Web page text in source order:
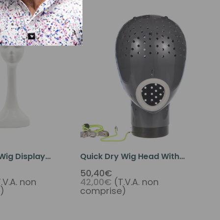
Display
Female
non
Quick Dry Wig Head With
Hair Dryer Holder
50,40€
42,00€ (T.V.A. non
comprise)